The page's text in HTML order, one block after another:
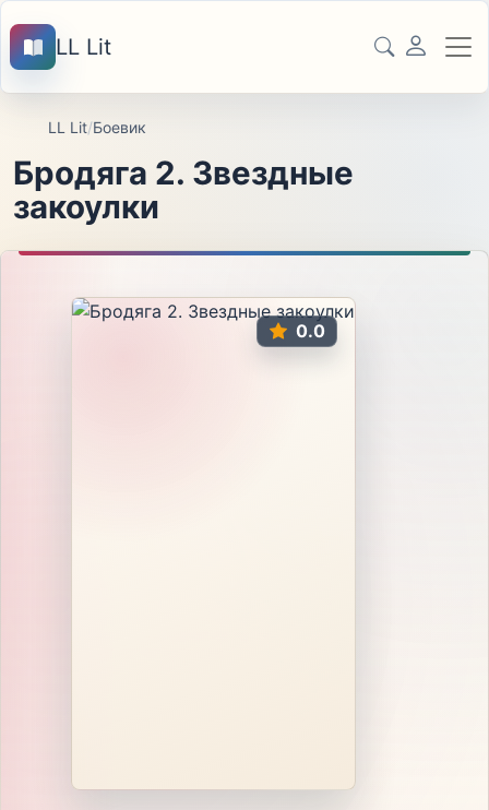
LL Lit
LL Lit/Боевик
Бродяга 2. Звездные
закоулки
0.0